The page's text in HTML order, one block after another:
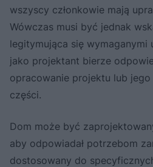
wszyscy członkowie mają
Wówczas musi być jednak
legitymująca się wymaganymi
jako projektant bierze
opracowanie projektu lub
części.
Dom może być
aby odpowiadał potrzebom
dostosowany do